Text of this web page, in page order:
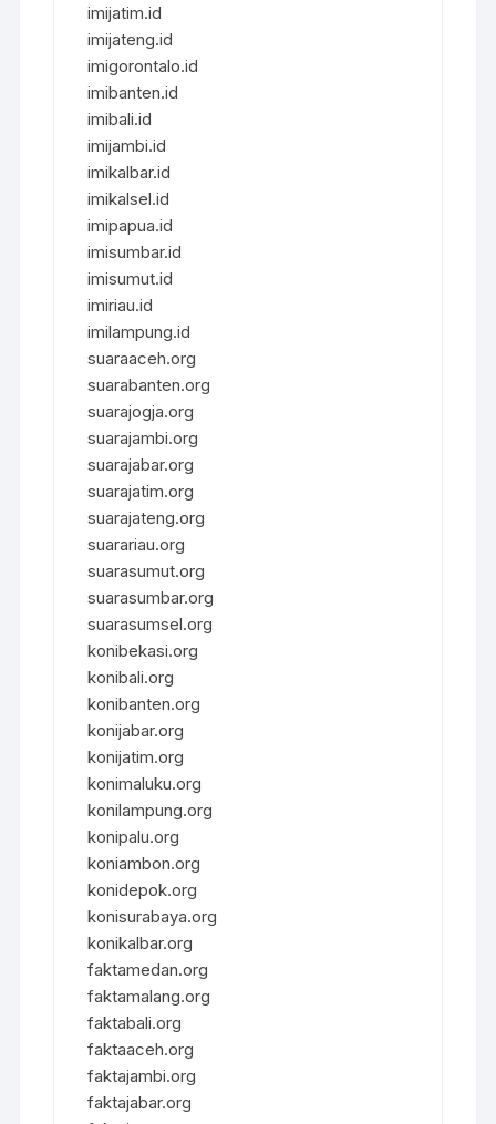
imijatim.id
imijateng.id
imigorontalo.id
imibanten.id
imibali.id
imijambi.id
imikalbar.id
imikalsel.id
imipapua.id
imisumbar.id
imisumut.id
imiriau.id
imilampung.id
suaraaceh.org
suarabanten.org
suarajogja.org
suarajambi.org
suarajabar.org
suarajatim.org
suarajateng.org
suarariau.org
suarasumut.org
suarasumbar.org
suarasumsel.org
konibekasi.org
konibali.org
konibanten.org
konijabar.org
konijatim.org
konimaluku.org
konilampung.org
konipalu.org
koniambon.org
konidepok.org
konisurabaya.org
konikalbar.org
faktamedan.org
faktamalang.org
faktabali.org
faktaaceh.org
faktajambi.org
faktajabar.org